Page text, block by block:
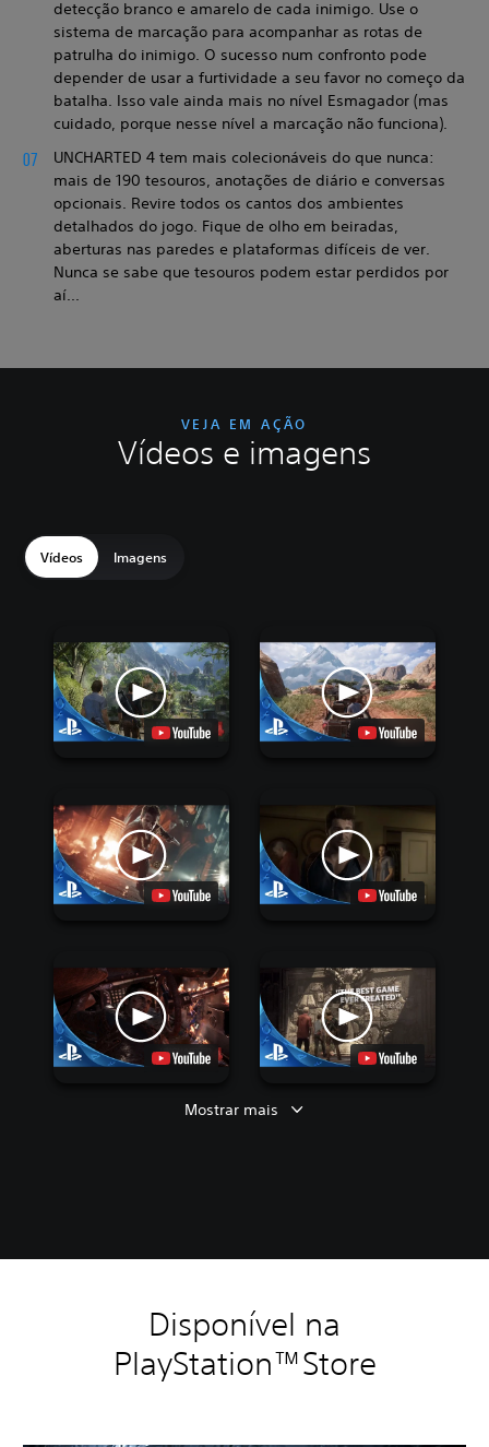
detecção branco e amarelo de cada inimigo. Use o
sistema de marcação para acompanhar as rotas de
patrulha do inimigo. O sucesso num confronto pode
depender de usar a furtividade a seu favor no começo da
batalha. Isso vale ainda mais no nível Esmagador (mas
cuidado, porque nesse nível a marcação não funciona).
UNCHARTED 4 tem mais colecionáveis do que nunca:
mais de 190 tesouros, anotações de diário e conversas
opcionais. Revire todos os cantos dos ambientes
detalhados do jogo. Fique de olho em beiradas,
aberturas nas paredes e plataformas difíceis de ver.
Nunca se sabe que tesouros podem estar perdidos por
aí...
VEJA EM AÇÃO
Vídeos e imagens
Vídeos Imagens
Mostrar mais
Disponível na
PlayStation™Store